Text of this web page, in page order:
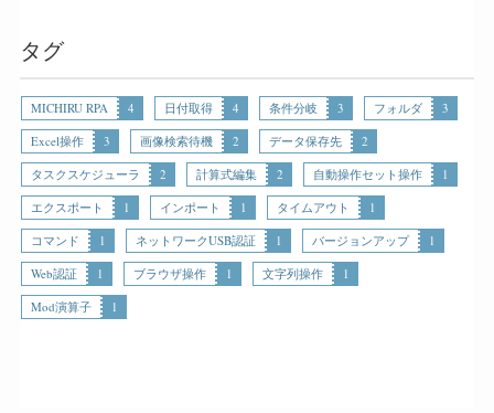
タグ
MICHIRU RPA 4 日付取得 4 条件分岐 3 フォルダ
3
Excel操作
3 画像検索待機 2 データ保存先
2
タスクスケジューラ
2 計算式編集 2 自動操作セット操作
1
エクスポート
1 インポート 1 タイムアウト
1
コマンド
1 ネットワークUSB認証 1 バージョンアップ
1
Web認証
1 ブラウザ操作 1 文字列操作
1
Mod演算子
1